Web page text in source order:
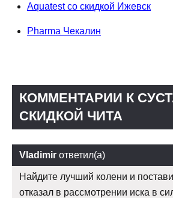
Aquatest со скидкой Ижевск
Pharma Чекалин
КОММЕНТАРИИ К
СКИДКОЙ ЧИТА
Vladimir ответил(а)
Найдите лучший колени и
отказал в рассмотрении иска в